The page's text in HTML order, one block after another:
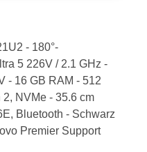
- 180°-
5 226V / 2.1 GHz -
- 16 GB RAM - 512
NVMe - 35.6 cm
Bluetooth - Schwarz
Premier Support